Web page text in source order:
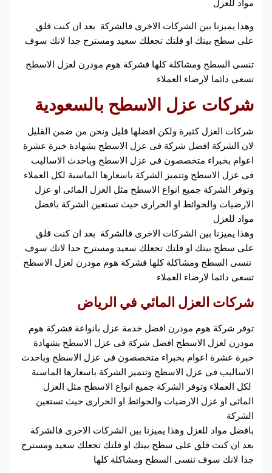
مواد للعزل
وهذا يميزنا بين الشركات الاخرى فالشركة بعد ان كنت قلق
على سطح بيتك او فلتك تجعلك سعيد ومسترح جدا لانك سوف
تنسى السطح ومشاكلة كلها فشركة هوم مودرن لعزل الاسطح
تسعى دائما لارضاء العملاء
شركات عزل الاسطح بالسعودية
شركات العزل كثيرة ولكن افضلها قليل ونحن من ضمن القليل
لان الشركة افضل شركة فى عزل الاسطح بشهادة خبرة عشرة
اعوام بخبراء متخصصون فى عزل الاسطح وباحدث الاساليب
فى عزل الاسطح وتتميز الشركة باسعارها الماسبة لكل العملاء
وتوفر الشركة جميع انواع الاسطح مثل العزل المائى او عزل
الارضيات والحوائط او الحرارى حيث تستعين الشركة بافضل
مواد للعزل
وهذا يميزنا بين الشركات الاخرى فالشركة بعد ان كنت قلق
على سطح بيتك او فلتك تجعلك سعيد ومسترح جدا لانك سوف
تنسى السطح ومشاكلة كلها فشركة هوم مودرن لعزل الاسطح
تسعى دائما لارضاء العملاء
شركات العزل المائي في الرياض
توفر شركة هوم مودرن افضل خدمة عزل بانواعة فشركة هوم
مودرن لعزل الاسطح افضل شركة فى عزل الاسطح بشهادة
خبرة عشرة اعوام بخبراء متخصصون فى عزل الاسطح وباحدث
الاساليب فى عزل الاسطح وتتميز الشركة باسعارها الماسبة
لكل العملاء وتوفر الشركة جميع انواع الاسطح مثل العزل
المائى او عزل الارضيات والحوائط او الحرارى حيث تستعين
الشركة
بافضل مواد للعزل وهذا يميزنا بين الشركات الاخرى فالشركة
بعد ان كنت قلق على سطح بيتك او فلتك تجعلك سعيد ومسترح
جدا لانك سوف تنسى السطح ومشاكلة كلها